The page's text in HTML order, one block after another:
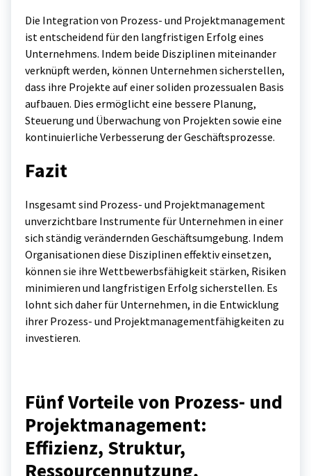
Die Integration von Prozess- und Projektmanagement
ist entscheidend für den langfristigen Erfolg eines
Unternehmens. Indem beide Disziplinen miteinander
verknüpft werden, können Unternehmen sicherstellen,
dass ihre Projekte auf einer soliden prozessualen Basis
aufbauen. Dies ermöglicht eine bessere Planung,
Steuerung und Überwachung von Projekten sowie eine
kontinuierliche Verbesserung der Geschäftsprozesse.
Fazit
Insgesamt sind Prozess- und Projektmanagement
unverzichtbare Instrumente für Unternehmen in einer
sich ständig verändernden Geschäftsumgebung. Indem
Organisationen diese Disziplinen effektiv einsetzen,
können sie ihre Wettbewerbsfähigkeit stärken, Risiken
minimieren und langfristigen Erfolg sicherstellen. Es
lohnt sich daher für Unternehmen, in die Entwicklung
ihrer Prozess- und Projektmanagementfähigkeiten zu
investieren.
Fünf Vorteile von Prozess- und
Projektmanagement:
Effizienz, Struktur,
Ressourcennutzung,